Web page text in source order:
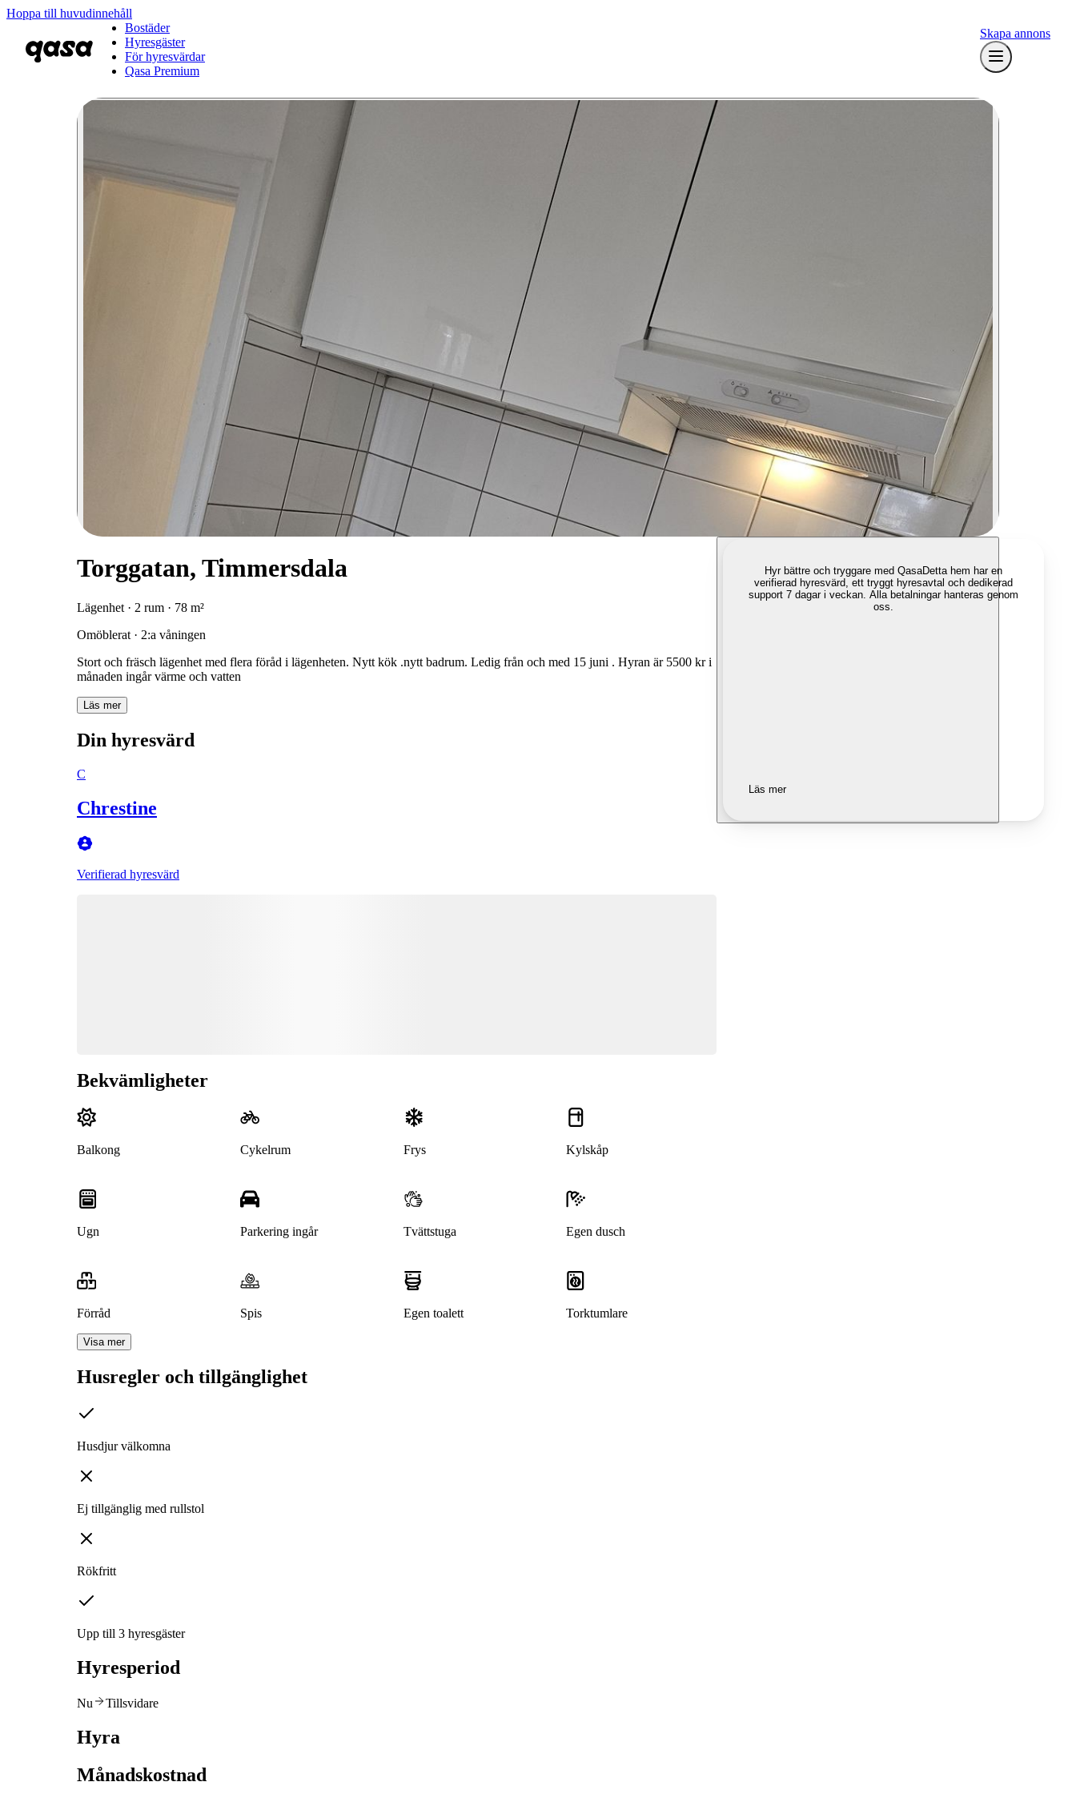
Hoppa till huvudinnehåll
Bostäder
Hyresgäster
För hyresvärdar
Qasa Premium
Skapa annons
Torggatan, Timmersdala
Lägenhet · 2 rum · 78 m²
Omöblerat · 2:a våningen
Stort och fräsch lägenhet med flera föråd i lägenheten. Nytt kök .nytt badrum. Ledig från och med 15 juni . Hyran är 5500 kr i
månaden ingår värme och vatten
Läs mer
Din hyresvärd
C
Chrestine
Verifierad hyresvärd
Bekvämligheter
Balkong Cykelrum Frys Kylskåp
Ugn Parkering ingår Tvättstuga Egen dusch
Förråd Spis Egen toalett Torktumlare
Visa mer
Husregler och tillgänglighet
Husdjur välkomna
Ej tillgänglig med rullstol
Rökfritt
Upp till 3 hyresgäster
Hyresperiod
Nu Tillsvidare
Hyra
Månadskostnad
Hyr bättre och tryggare med QasaDetta hem har en
verifierad hyresvärd, ett tryggt hyresavtal och dedikerad
support 7 dagar i veckan. Alla betalningar hanteras genom
oss.
Läs mer